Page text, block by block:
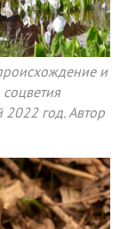
и
2022 год. Автор